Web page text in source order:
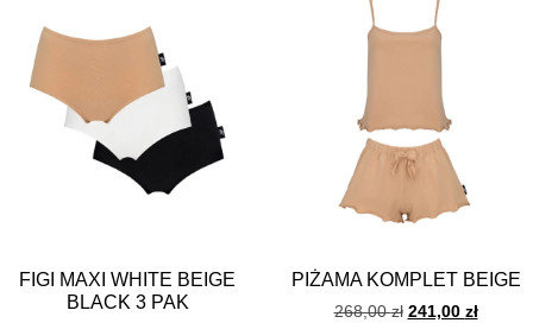
FIGI MAXI WHITE BEIGE
BLACK 3 PAK
PIŻAMA KOMPLET BEIGE
268,00zł 241,00 zł